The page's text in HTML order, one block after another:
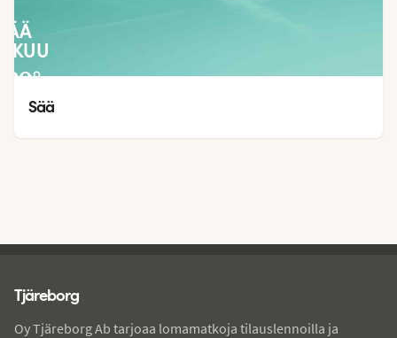
29°
28°
Sää
Tjäreborg
Oy Tjäreborg Ab tarjoaa lomamatkoja tilauslennoilla ja